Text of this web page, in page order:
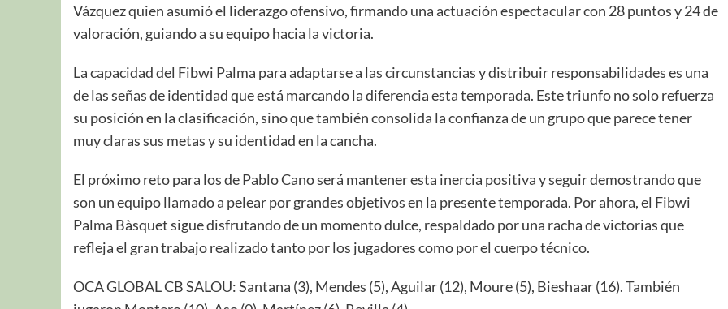
Vázquez quien asumió el liderazgo ofensivo, firmando una actuación espectacular con 28 puntos y 24 de
valoración, guiando a su equipo hacia la victoria.
La capacidad del Fibwi Palma para adaptarse a las circunstancias y distribuir responsabilidades es una
de las señas de identidad que está marcando la diferencia esta temporada. Este triunfo no solo refuerza
su posición en la clasificación, sino que también consolida la confianza de un grupo que parece tener
muy claras sus metas y su identidad en la cancha.
El próximo reto para los de Pablo Cano será mantener esta inercia positiva y seguir demostrando que
son un equipo llamado a pelear por grandes objetivos en la presente temporada. Por ahora, el Fibwi
Palma Bàsquet sigue disfrutando de un momento dulce, respaldado por una racha de victorias que
refleja el gran trabajo realizado tanto por los jugadores como por el cuerpo técnico.
OCA GLOBAL CB SALOU: Santana (3), Mendes (5), Aguilar (12), Moure (5), Bieshaar (16). También